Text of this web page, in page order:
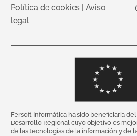
Política de cookies |Aviso
legal
Fersoft Informática ha sido beneficiaria
Desarrollo Regional cuyo objetivo es
de las tecnologías de la información y de